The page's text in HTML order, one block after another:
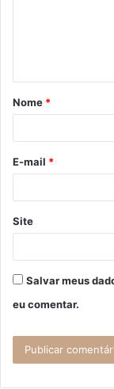
á
r
*
Nome *
E-mail *
Site
Salvar meus
eu comentar.